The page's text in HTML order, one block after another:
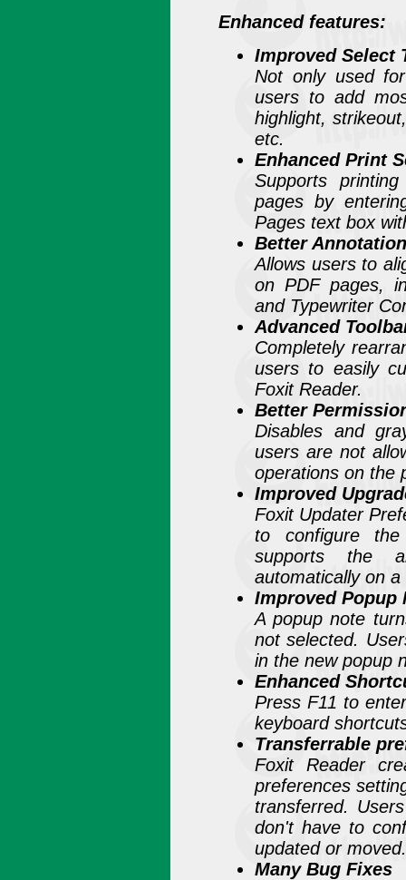
Enhanced features:
Improved Select
Not only used
users to add
highlight,
etc.
Enhanced Print
Supports
pages by
Pages text box
Better
Allows users to
on PDF pages,
and Typewriter
Advanced
Completely
users to easily
Foxit Reader.
Better
Disables and
users are not
operations on the
Improved
Foxit Updater
to configure
supports the
automatically on
Improved Popup
A popup note
not selected.
in the new popup
Enhanced
Press F11 to
keyboard
Transferrable
Foxit Reader
preferences
transferred.
don't have to
updated or moved.
Many Bug Fixes